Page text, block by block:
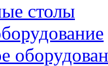
столы